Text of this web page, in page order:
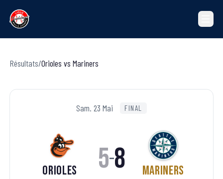
Résultats/Orioles vs Mariners
Sam. 23 Mai FINAL
Orioles 5–8 Mariners